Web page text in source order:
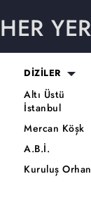
HER
DİZİLER
Altı Üstü
İstanbul
Mercan Köşk
A.B.İ.
Kuruluş Orhan